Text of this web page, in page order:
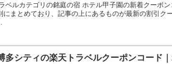
ベルカテゴリの銘庭の宿 ホテル甲子園の新着クーポ
にまとめており、記事の上にあるものが最新の割引ク
多シティの楽天トラベルクーポンコード